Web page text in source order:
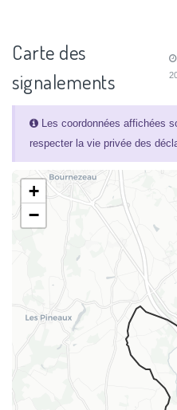
Carte des
signalements
Les coordonnées affichées
respecter la vie privée des
+
−